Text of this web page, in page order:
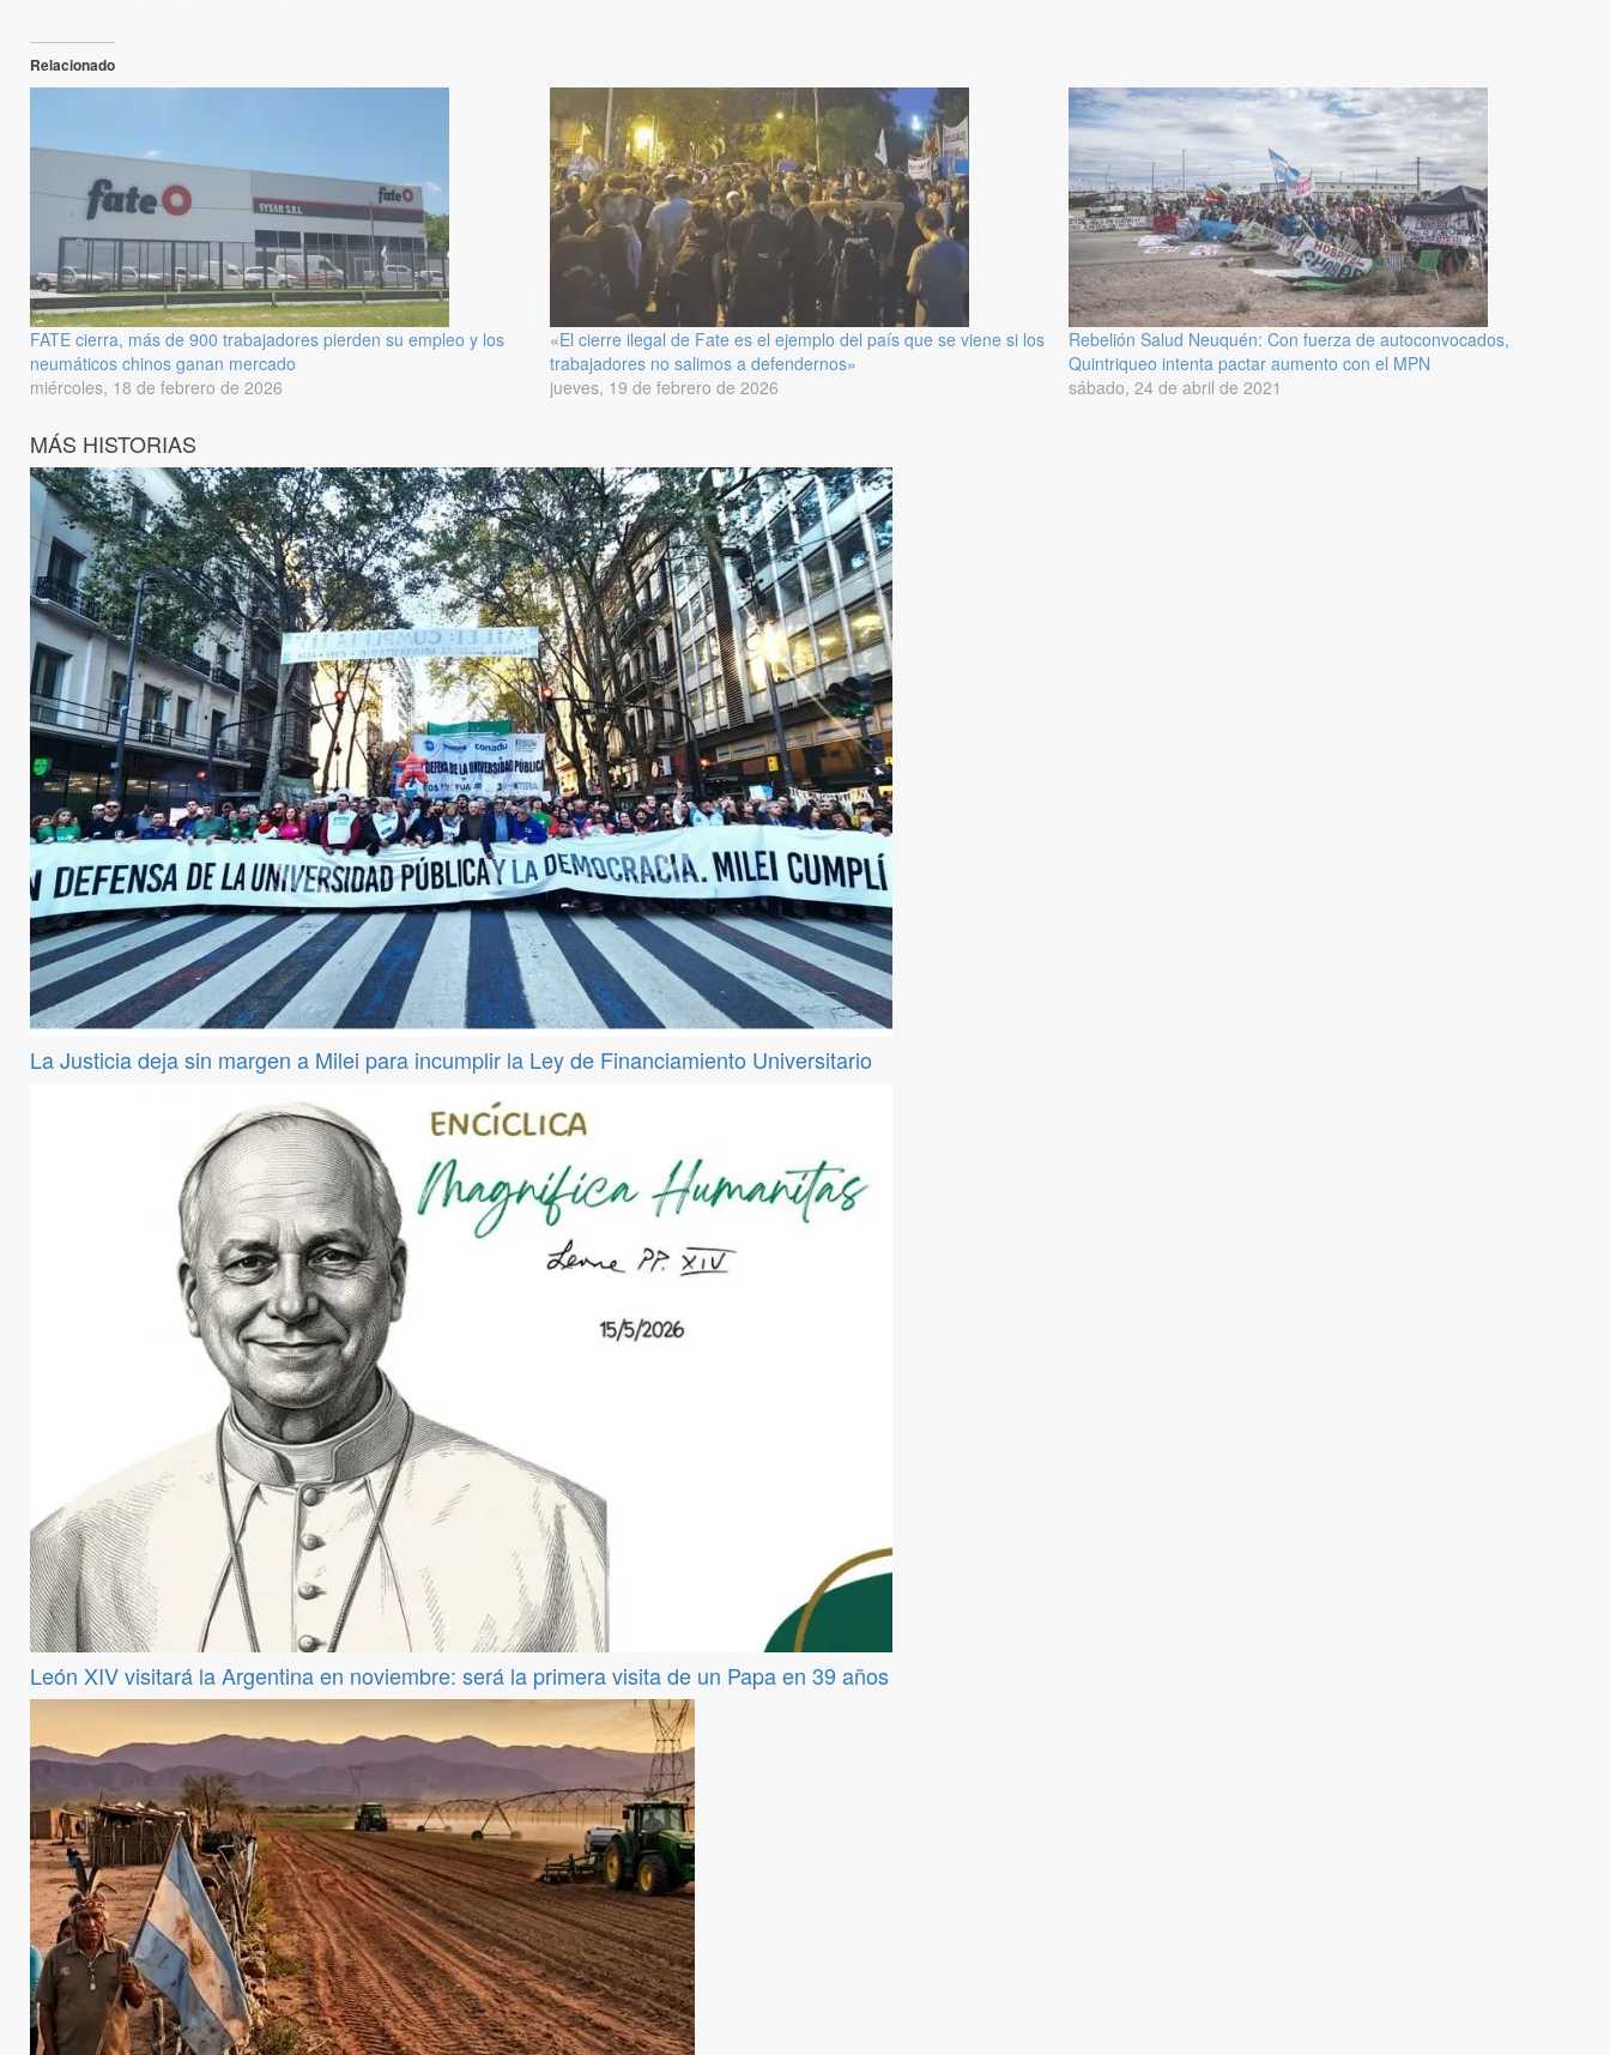
Relacionado
FATE cierra, más de 900 trabajadores pierden su empleo y los
neumáticos chinos ganan mercado
miércoles, 18 de febrero de 2026
«El cierre ilegal de Fate es el ejemplo del país que se viene si los
trabajadores no salimos a defendernos»
jueves, 19 de febrero de 2026
Rebelión Salud Neuquén: Con fuerza de autoconvocados,
Quintriqueo intenta pactar aumento con el MPN
sábado, 24 de abril de 2021
MÁS HISTORIAS
La Justicia deja sin margen a Milei para incumplir la Ley de Financiamiento Universitario
León XIV visitará la Argentina en noviembre: será la primera visita de un Papa en 39 años